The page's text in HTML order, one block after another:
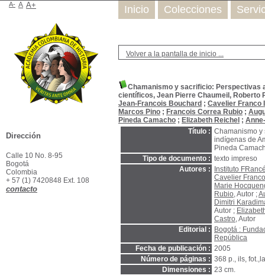
Volver a la pantalla de inicio ...
Chamanismo y sacrificio: Perspectivas
científicos, Jean Pierre Chaumeil, Roberto
Jean-Francois Bouchard ; Cavelier Franco
Marcos Pino ; Francois Correa Rubio ;
Pineda Camacho ; Elizabeth Reichel ;
Título : Chamanismo y
indígenas de
Pineda
Tipo de documento : texto impreso
Autores :
Instituto
Cavelier
Marie
Rubio, Autor ;
Dimitri
Autor ;
Castro, Autor
Editorial :
Bogotá :
República
Fecha de publicación : 2005
Número de páginas : 368 p., ils,
Dimensiones : 23 cm.
Inicio Colecciones
A- A A+
Dirección
Calle 10 No. 8-95
Bogotá
Colombia
+ 57 (1) 7420848 Ext. 108
contacto